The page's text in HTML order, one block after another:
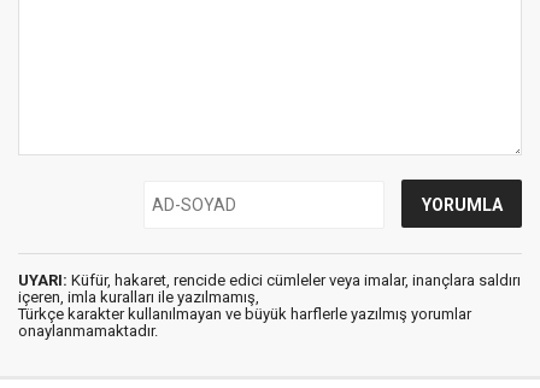
UYARI: Küfür, hakaret, rencide edici cümleler veya imalar, inançlara saldırı
içeren, imla kuralları ile yazılmamış,
Türkçe karakter kullanılmayan ve büyük harflerle yazılmış yorumlar
onaylanmamaktadır.